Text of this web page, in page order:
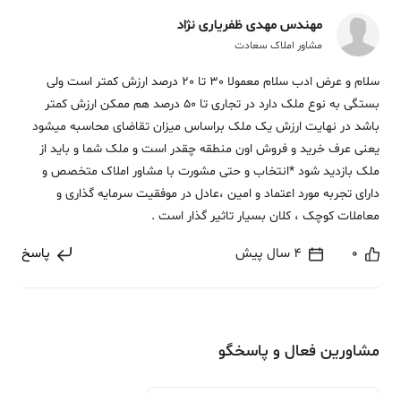
مهندس مهدی ظفریاری نژاد
مشاور املاک سعادت
سلام و عرض ادب سلام معمولا 30 تا 20 درصد ارزش کمتر است ولی
بستگی به نوع ملک دارد در تجاری تا 50 درصد هم ممکن ارزش کمتر
باشد در نهایت ارزش یک ملک براساس میزان تقاضای محاسبه میشود
یعنی عرف خرید و فروش اون منطقه چقدر است و ملک شما و باید از
ملک بازدید شود *انتخاب و حتی مشورت با مشاور املاک متخصص و
دارای تجربه مورد اعتماد و امین ،عادل در موفقیت سرمایه گذاری و
معاملات کوچک ، کلان بسیار تاثیر گذار است .
0 4 سال پیش پاسخ
مشاورین فعال و پاسخگو